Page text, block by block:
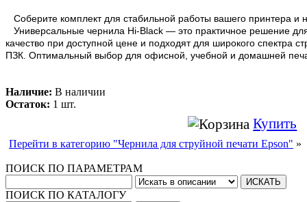
Соберите комплект для стабильной работы вашего принтера и
Универсальные чернила Hi-Black — это практичное решение
качество при доступной цене и подходят для широкого спектра
ПЗК. Оптимальный выбор для офисной, учебной и домашней
Наличие: В наличии
Остаток: 1 шт.
Купить
Перейти в категорию "Чернила для струйной печати Epson" »
ПОИСК ПО ПАРАМЕТРАМ
ПОИСК ПО КАТАЛОГУ